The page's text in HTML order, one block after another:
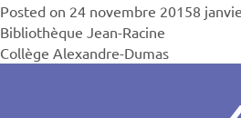
Posted on 24 novembre 20158
Bibliothèque Jean-Racine
Collège Alexandre-Dumas